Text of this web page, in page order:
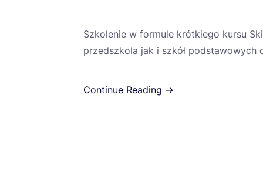
Szkolenie w formule krótkiego kursu
przedszkola jak i szkół
Continue Reading →